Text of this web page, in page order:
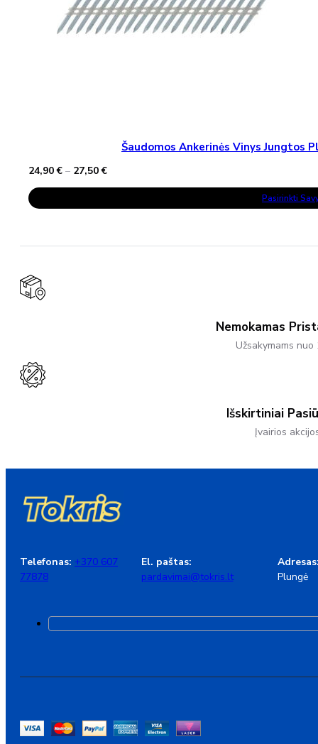
Šaudomos Ankerinės Vinys Jungtos
24,90€ – 27,50€Price
through
Pasirinkti
This
Product
Has
The
Be
Chosen
On
Nemokamas
Užsakymams nuo
Išskirtiniai
Įvairios
Telefonas: +370 607
77878
El. paštas:
pardavimai@tokris.lt
Plungė